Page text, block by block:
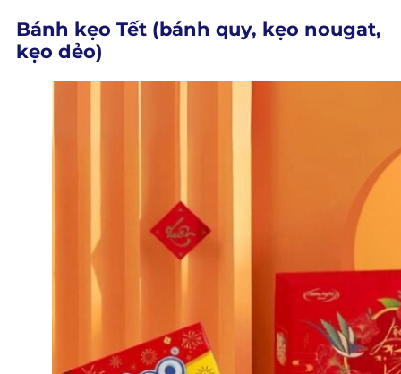
Bánh kẹo Tết (bánh quy, kẹo nougat,
kẹo dẻo)